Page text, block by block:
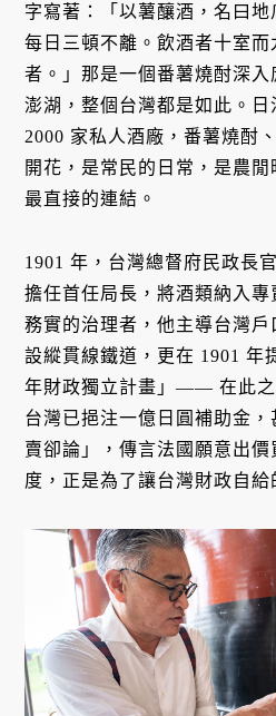
字寫著：「以薯釀酒，名曰地
每日三頓不離。飲酒者十室
者。」那是一個番薯燒酎深
澎湖，整個台灣都是如此。
2000 家私人酒廠，番薯燒酎
開花，是常民的日常，是農
最直接的連結。
1901 年，台灣總督府民政長
擔任首任局長，將酒類納入
務實的治理者，他主導台灣
設縱貫線鐵道，更在 1901 年
年財政獨立計畫」—— 在此之
台灣已挹注一億日圓補助金
賣卻論」，傳言法國願意出價
度，正是為了讓台灣財政自給